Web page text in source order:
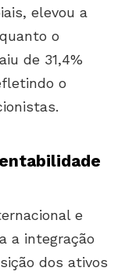
elevou a
o
de 31,4%
o
e
a integração
dos ativos